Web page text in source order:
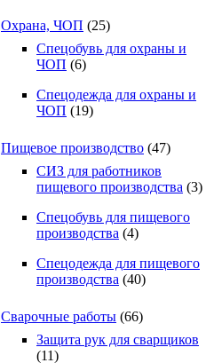
Охрана, ЧОП (25)
Спецобувь для охраны и
ЧОП (6)
Спецодежда для охраны и
ЧОП (19)
Пищевое производство (47)
СИЗ для работников
пищевого производства (3)
Спецобувь для пищевого
производства (4)
Спецодежда для пищевого
производства (40)
Сварочные работы (66)
Защита рук для сварщиков
(11)